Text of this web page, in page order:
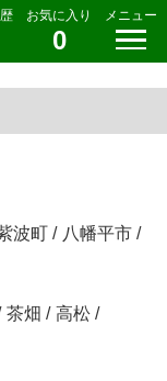
お気に入り
0
メニュー
波町 / 八幡平市 /
茶畑 / 高松 /